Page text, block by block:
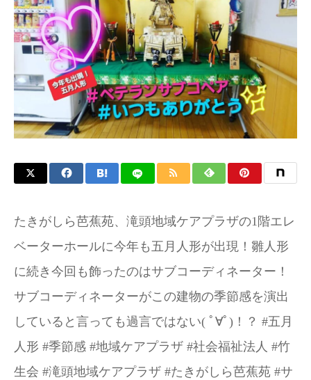
たきがしら芭蕉苑、滝頭地域ケアプラザの1階エレ
ベーターホールに今年も五月人形が出現！雛人形
に続き今回も飾ったのはサブコーディネーター！
サブコーディネーターがこの建物の季節感を演出
していると言っても過言ではない( ﾟ∀ﾟ)！？ #五月
人形 #季節感 #地域ケアプラザ #社会福祉法人 #竹
生会 #滝頭地域ケアプラザ #たきがしら芭蕉苑 #サ
ギャラリー
アクセス
お問い合わせ